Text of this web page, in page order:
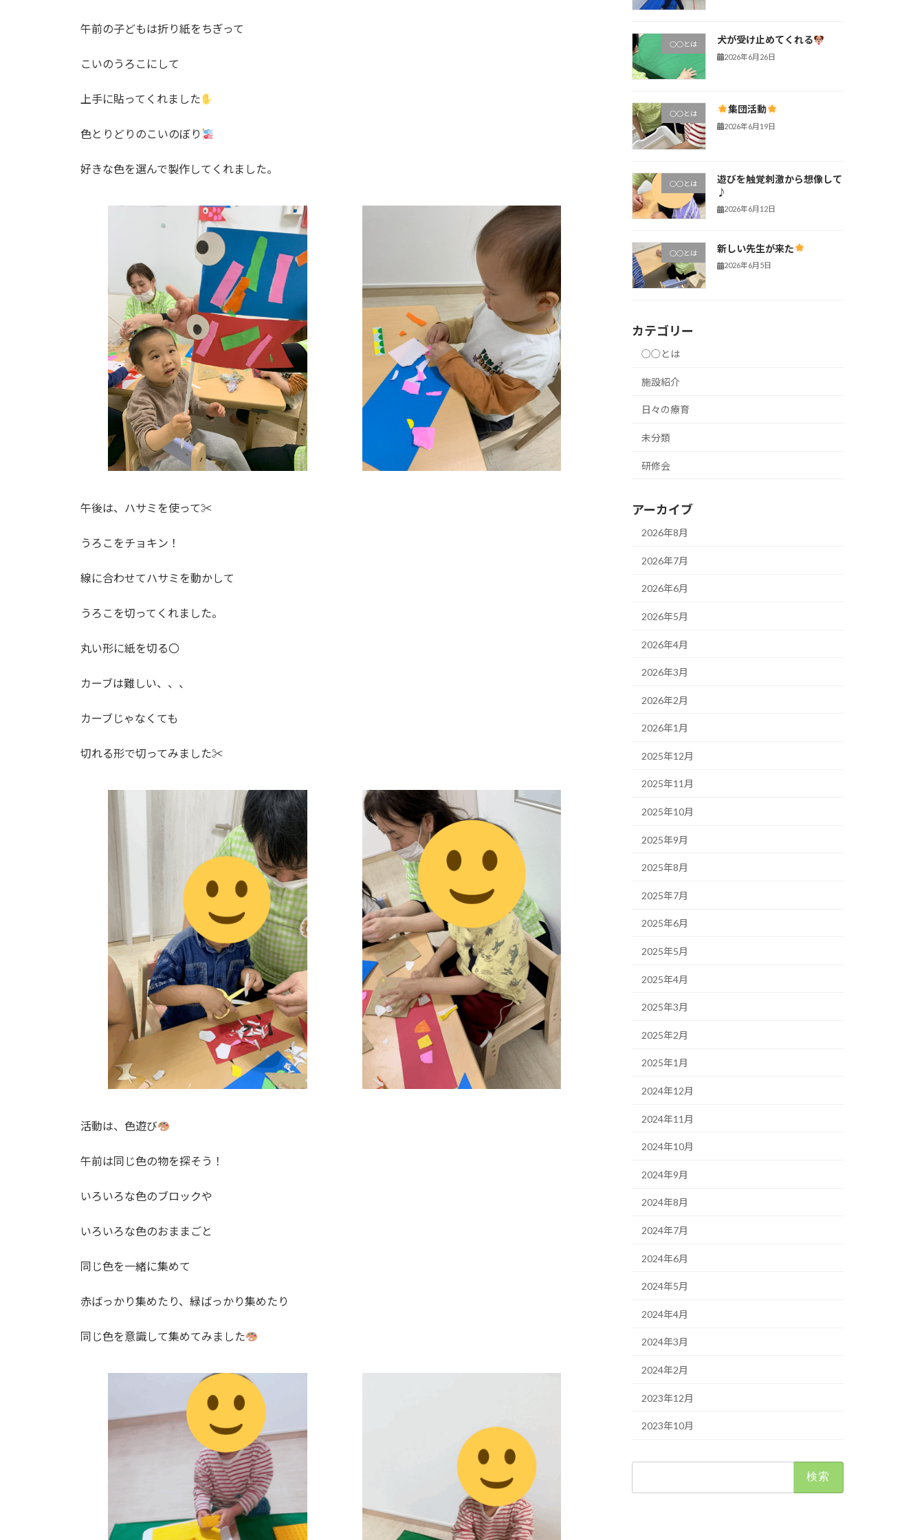
午前の子どもは折り紙をちぎって
こいのうろこにして
上手に貼ってくれました
色とりどりのこいのぼり
好きな色を選んで製作してくれました。
午後は、ハサミを使って✂
うろこをチョキン！
線に合わせてハサミを動かして
うろこを切ってくれました。
丸い形に紙を切る〇
カーブは難しい、、、
カーブじゃなくても
切れる形で切ってみました✂
活動は、色遊び
午前は同じ色の物を探そう！
いろいろな色のブロックや
いろいろな色のおままごと
同じ色を一緒に集めて
赤ばっかり集めたり、緑ばっかり集めたり
同じ色を意識して集めてみました
○○とは 犬が受け止めてくれる
2026年6月26日
○○とは 集団活動
2026年6月19日
○○とは
遊びを触覚刺激から想像して
♪
2026年6月12日
○○とは 新しい先生が来た
2026年6月5日
カテゴリー
○○とは
施設紹介
日々の療育
未分類
研修会
アーカイブ
2026年8月
2026年7月
2026年6月
2026年5月
2026年4月
2026年3月
2026年2月
2026年1月
2025年12月
2025年11月
2025年10月
2025年9月
2025年8月
2025年7月
2025年6月
2025年5月
2025年4月
2025年3月
2025年2月
2025年1月
2024年12月
2024年11月
2024年10月
2024年9月
2024年8月
2024年7月
2024年6月
2024年5月
2024年4月
2024年3月
2024年2月
2023年12月
2023年10月